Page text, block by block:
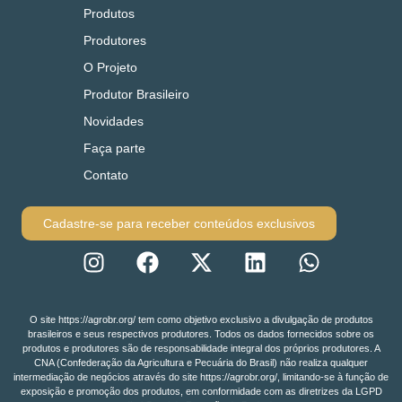
Produtos
Produtores
O Projeto
Produtor Brasileiro
Novidades
Faça parte
Contato
Cadastre-se para receber conteúdos exclusivos
O site https://agrobr.org/ tem como objetivo exclusivo a divulgação de produtos
brasileiros e seus respectivos produtores. Todos os dados fornecidos sobre os
produtos e produtores são de responsabilidade integral dos próprios produtores. A
CNA (Confederação da Agricultura e Pecuária do Brasil) não realiza qualquer
intermediação de negócios através do site https://agrobr.org/, limitando-se à função de
exposição e promoção dos produtos, em conformidade com as diretrizes da LGPD